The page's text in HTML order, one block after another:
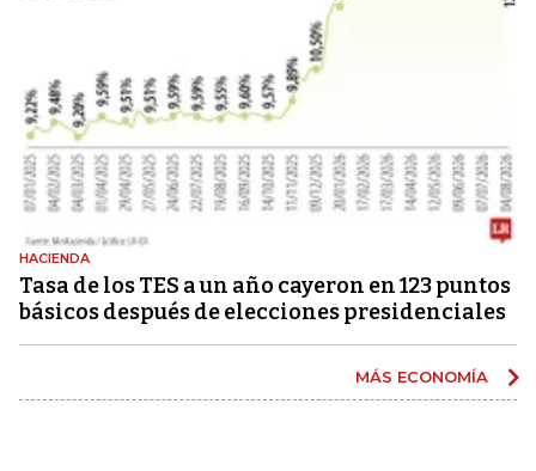
HACIENDA
Tasa de los TES a un año cayeron en 123 puntos
básicos después de elecciones presidenciales
MÁS ECONOMÍA